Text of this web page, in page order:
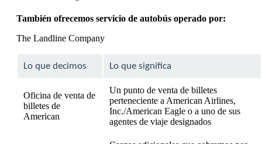
También ofrecemos servicio de autobús operado por:
The Landline Company
Lo que decimos Lo que significa
Oficina de venta de
billetes de
American
Un punto de venta de billetes
perteneciente a American Airlines,
Inc./American Eagle o a uno de sus
agentes de viaje designados